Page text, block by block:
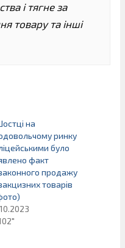
і тягне за
товару та інші
на
ринку
було
факт
продажу
товарів